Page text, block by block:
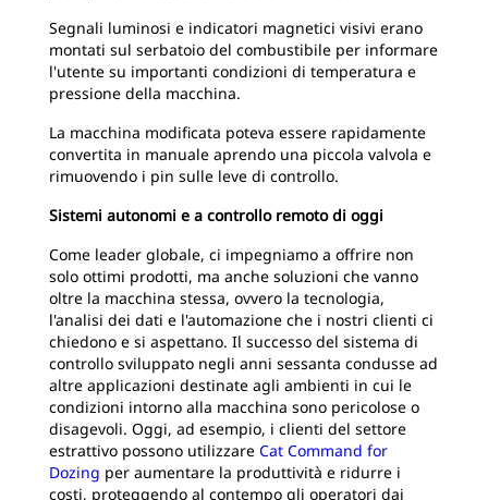
Segnali luminosi e indicatori magnetici visivi erano
montati sul serbatoio del combustibile per informare
l'utente su importanti condizioni di temperatura e
pressione della macchina.
La macchina modificata poteva essere rapidamente
convertita in manuale aprendo una piccola valvola e
rimuovendo i pin sulle leve di controllo.
Sistemi autonomi e a controllo remoto di oggi
Come leader globale, ci impegniamo a offrire non
solo ottimi prodotti, ma anche soluzioni che vanno
oltre la macchina stessa, ovvero la tecnologia,
l'analisi dei dati e l'automazione che i nostri clienti ci
chiedono e si aspettano. Il successo del sistema di
controllo sviluppato negli anni sessanta condusse ad
altre applicazioni destinate agli ambienti in cui le
condizioni intorno alla macchina sono pericolose o
disagevoli. Oggi, ad esempio, i clienti del settore
estrattivo possono utilizzare Cat Command for
Dozing per aumentare la produttività e ridurre i
costi, proteggendo al contempo gli operatori dai